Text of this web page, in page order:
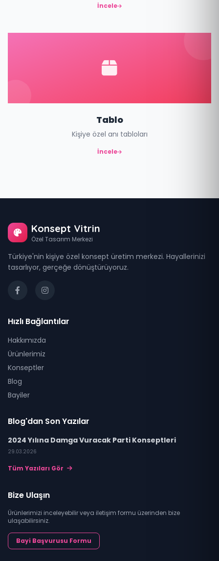
İncele
Tablo
Kişiye özel anı tabloları
İncele
Konsept Vitrin
Özel Tasarım Merkezi
Türkiye'nin kişiye özel konsept üretim merkezi. Hayallerinizi
tasarlıyor, gerçeğe dönüştürüyoruz.
Hızlı Bağlantılar
Hakkımızda
Ürünlerimiz
Konseptler
Blog
Bayiler
Blog'dan Son Yazılar
2024 Yılına Damga Vuracak Parti Konseptleri
29.03.2026
Tüm Yazıları Gör
Bize Ulaşın
Ürünlerimizi inceleyebilir veya iletişim formu üzerinden bize
ulaşabilirsiniz.
Bayi Başvurusu Formu